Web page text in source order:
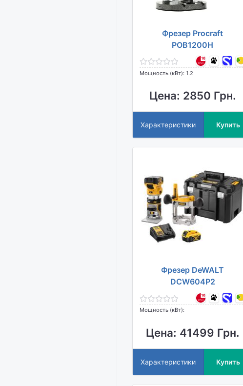
Фрезер Procraft
POB1200H
Мощность (кВт): 1.2
Цена: 2850 Грн.
Характеристики Купить
Фрезер DeWALT
DCW604P2
Мощность (кВт):
Цена: 41499 Грн.
Характеристики Купить